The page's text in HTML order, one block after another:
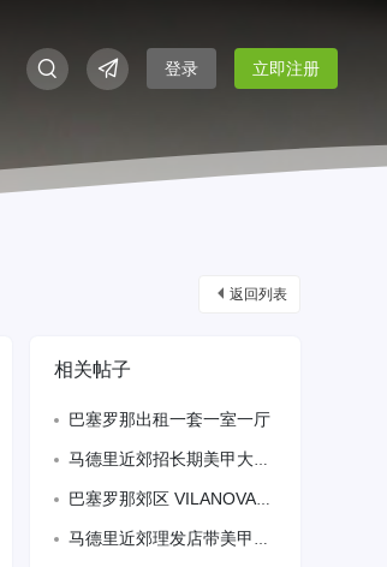
登录 立即注册
返回列表
相关帖子
巴塞罗那出租一套一室一厅
马德里近郊招长期美甲大工，保险全保，补贴➕提成，要求有效备居留，做事认真 、微信
巴塞罗那郊区 VILANOVA大型百元店招聘熟练收银员
马德里近郊理发店带美甲需美甲大工中工包午餐 微信TH15898825508